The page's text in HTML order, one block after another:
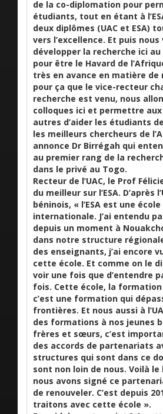
de la co-diplomation pour
étudiants, tout en étant à
deux diplômes (UAC et ESA)
vers l’excellence. Et puis
développer la recherche ici au
pour être le Havard de
très en avance en matière de
pour ça que le vice-recteur
recherche est venu, nous
colloques ici et permettre
autres d’aider les étudiants de
les meilleurs chercheurs de
annonce Dr Birrégah qui
au premier rang de la
dans le privé au Togo.
Recteur de l’UAC, le Prof
du meilleur sur l’ESA. D’après
béninois, « l’ESA est une
internationale. J’ai entendu
depuis un moment à
dans notre structure
des enseignants, j’ai encore
cette école. Et comme on le
voir une fois que d’entendre
fois. Cette école, la formation
c’est une formation qui
frontières. Et nous aussi à
des formations à nos jeunes
frères et sœurs, c’est
des accords de partenariats
structures qui sont dans ce
sont non loin de nous. Voilà
nous avons signé ce
de renouveler. C’est depuis
traitons avec cette école ».